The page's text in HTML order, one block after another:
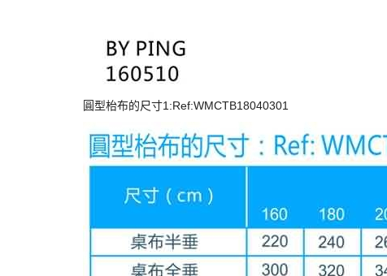
圓型枱布的尺寸1:Ref:WMCTB18040301